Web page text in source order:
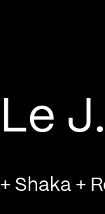
Le
+ Shaka +